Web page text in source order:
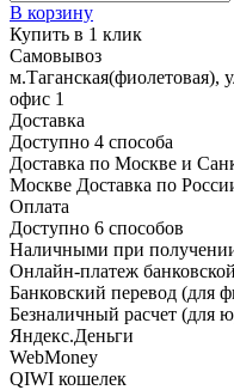
В корзину
Купить в 1 клик
Самовывоз
м.Таганская(фиолетовая),
офис 1
Доставка
Доступно 4 способа
Доставка по Москве и
Москве Доставка по
Оплата
Доступно 6 способов
Наличными при получении
Онлайн-платеж
Банковский перевод (для
Безналичный расчет (для
Яндекс.Деньги
WebMoney
QIWI кошелек